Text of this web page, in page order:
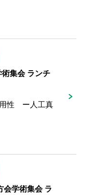
集会 ランチ
性 ー人工真
会学術集会 ラ